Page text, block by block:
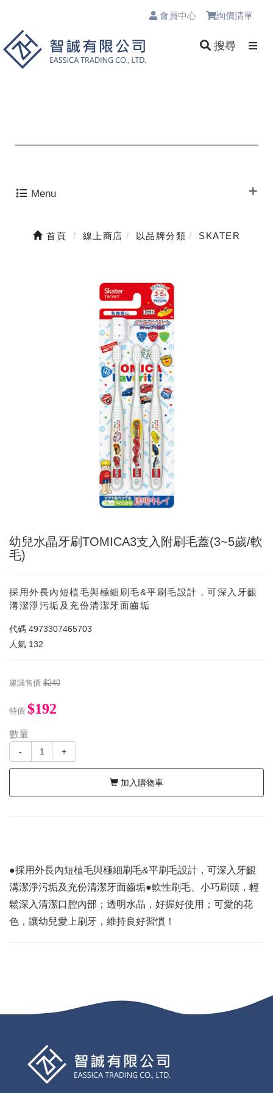
會員中心 詢價清單
搜尋
Menu
首頁 線上商店 以品牌分類 SKATER
幼兒水晶牙刷TOMICA3支入附刷毛蓋(3~5歲/軟
毛)
採用外長內短植毛與極細刷毛&平刷毛設計，可深入牙齦
溝潔淨污垢及充份清潔牙面齒垢
代碼 4973307465703
人氣 132
建議售價 $240
特價 $192
數量
- +
加入購物車
●採用外長內短植毛與極細刷毛&平刷毛設計，可深入牙齦
溝潔淨污垢及充份清潔牙面齒垢●軟性刷毛、小巧刷頭，輕
鬆深入清潔口腔內部；透明水晶，好握好使用；可愛的花
色，讓幼兒愛上刷牙，維持良好習慣！